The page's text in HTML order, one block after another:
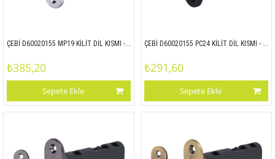
ÇEBİ D60020155 MP19 KİLİT DİL KISMI - ZAMAK ALIN
₺385,20
Sepete Ekle
ÇEBİ D60020155 PC24 KİLİT DİL KISMI - ZAMAK ALIN
₺291,60
Sepete Ekle